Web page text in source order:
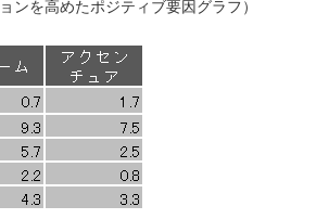
ンを高めたポジティブ要因グラフ）